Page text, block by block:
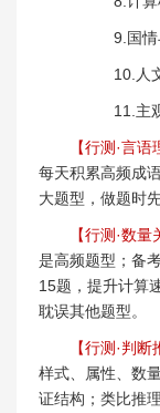
9.国情
10.人文
11.主观
【行测·言语
每天积累高频成
大题型，做题时
【行测·数量
是高频题型；备
15题，提升计算
耽误其他题型。
【行测·判断
样式、属性、数
证结构；类比推